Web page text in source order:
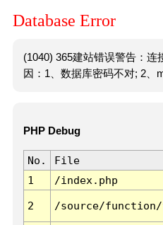
Database Error
(1040) 365建站错误警告：连
因：1、数据库密码不对; 2、
PHP Debug
No. File
1
/index.php
2 /source/function/